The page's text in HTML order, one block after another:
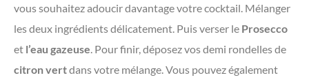
vous souhaitez adoucir davantage votre cocktail. Mélanger
les deux ingrédients délicatement. Puis verser le Prosecco
et l’eau gazeuse. Pour finir, déposez vos demi rondelles de
citron vertdans votre mélange. Vous pouvez également